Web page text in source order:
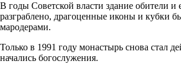
В годы Советской власти здание обители и
разграблено, драгоценные иконы и кубки
мародерами.
Только в 1991 году монастырь снова стал
начались богослужения.